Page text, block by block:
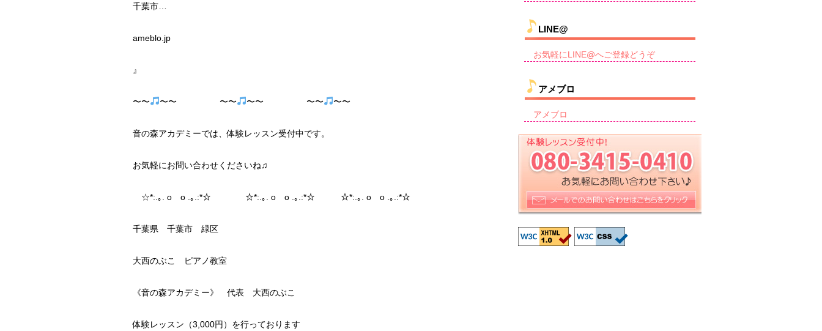
千葉市…
ameblo.jp
』
〜〜 〜〜 〜〜 〜〜 〜〜 〜〜
音の森アカデミーでは、体験レッスン受付中です。
お気軽にお問い合わせくださいね♫
☆*:.｡. o o .｡.:*☆ ☆*:.｡. o o .｡.:*☆ ☆*:.｡. o o .｡.:*☆
千葉県 千葉市 緑区
大西のぶこ ピアノ教室
《音の森アカデミー》 代表 大西のぶこ
体験レッスン（3,000円）を行っております
LINE@
お気軽にLINE@へご登録どうぞ
アメブロ
アメブロ